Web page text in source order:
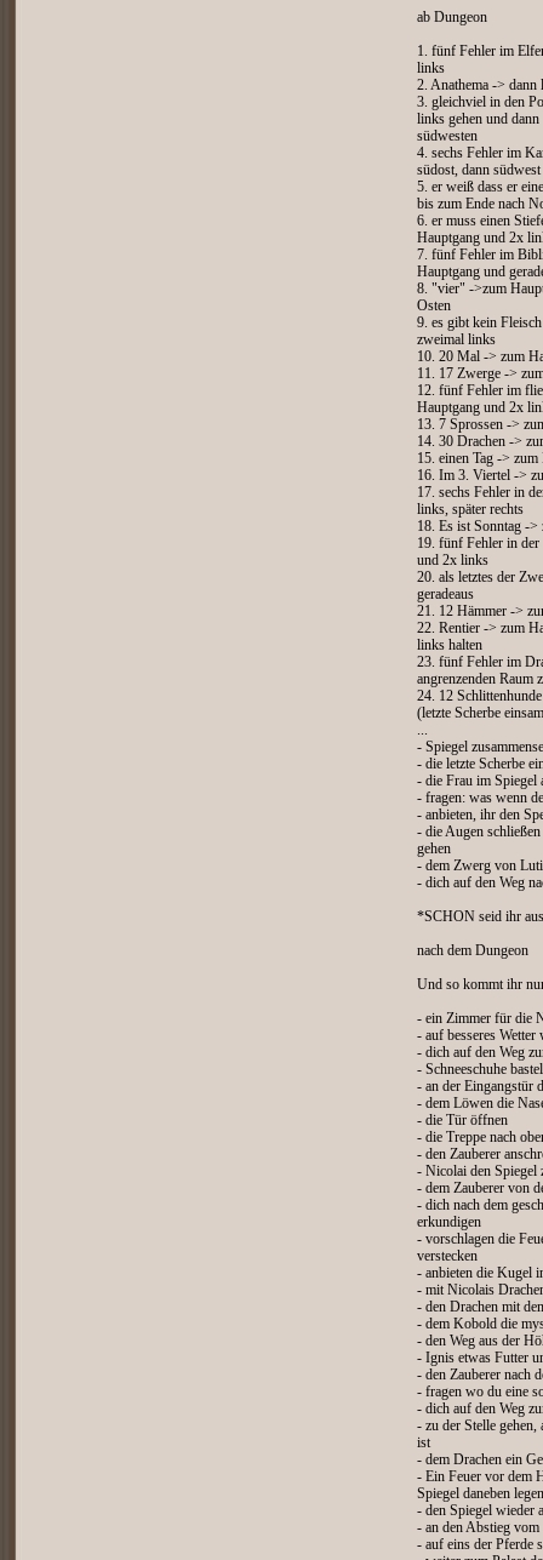
ab Dungeon
1. fünf Fehler im
links
2. Anathema -> dann
3. gleichviel in den
links gehen und
südwesten
4. sechs Fehler im
südost, dann südwest
5. er weiß dass er
bis zum Ende nach
6. er muss einen
Hauptgang und 2x
7. fünf Fehler im
Hauptgang und
8. "vier" ->zum
Osten
9. es gibt kein
zweimal links
10. 20 Mal -> zum
11. 17 Zwerge ->
12. fünf Fehler im
Hauptgang und 2x
13. 7 Sprossen ->
14. 30 Drachen ->
15. einen Tag ->
16. Im 3. Viertel ->
17. sechs Fehler in
links, später rechts
18. Es ist Sonntag ->
19. fünf Fehler in der
und 2x links
20. als letztes der
geradeaus
21. 12 Hämmer ->
22. Rentier -> zum
links halten
23. fünf Fehler im
angrenzenden Raum
24. 12
(letzte Scherbe
...
- Spiegel
- die letzte Scherbe
- die Frau im Spiegel
- fragen: was wenn
- anbieten, ihr den
- die Augen
gehen
- dem Zwerg von
- dich auf den Weg
*SCHON seid ihr
nach dem Dungeon
Und so kommt ihr
- ein Zimmer für die
- auf besseres Wetter
- dich auf den Weg
- Schneeschuhe
- an der Eingangstür
- dem Löwen die
- die Tür öffnen
- die Treppe nach
- den Zauberer
- Nicolai den Spiegel
- dem Zauberer von
- dich nach dem
erkundigen
- vorschlagen die
verstecken
- anbieten die Kugel
- mit Nicolais
- den Drachen mit
- dem Kobold die
- den Weg aus der
- Ignis etwas Futter
- den Zauberer nach
- fragen wo du eine
- dich auf den Weg
- zu der Stelle gehen,
ist
- dem Drachen ein
- Ein Feuer vor dem
Spiegel daneben legen
- den Spiegel wieder
- an den Abstieg vom
- auf eins der Pferde